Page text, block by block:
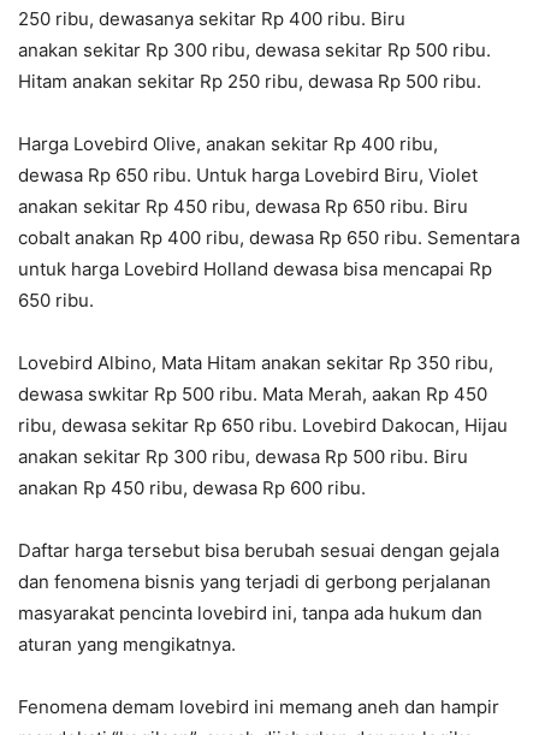
250 ribu, dewasanya sekitar Rp 400 ribu. Biru
anakan sekitar Rp 300 ribu, dewasa sekitar Rp 500 ribu.
Hitam anakan sekitar Rp 250 ribu, dewasa Rp 500 ribu.
Harga Lovebird Olive, anakan sekitar Rp 400 ribu,
dewasa Rp 650 ribu. Untuk harga Lovebird Biru, Violet
anakan sekitar Rp 450 ribu, dewasa Rp 650 ribu. Biru
cobalt anakan Rp 400 ribu, dewasa Rp 650 ribu. Sementara
untuk harga Lovebird Holland dewasa bisa mencapai Rp
650 ribu.
Lovebird Albino, Mata Hitam anakan sekitar Rp 350 ribu,
dewasa swkitar Rp 500 ribu. Mata Merah, aakan Rp 450
ribu, dewasa sekitar Rp 650 ribu. Lovebird Dakocan, Hijau
anakan sekitar Rp 300 ribu, dewasa Rp 500 ribu. Biru
anakan Rp 450 ribu, dewasa Rp 600 ribu.
Daftar harga tersebut bisa berubah sesuai dengan gejala
dan fenomena bisnis yang terjadi di gerbong perjalanan
masyarakat pencinta lovebird ini, tanpa ada hukum dan
aturan yang mengikatnya.
Fenomena demam lovebird ini memang aneh dan hampir